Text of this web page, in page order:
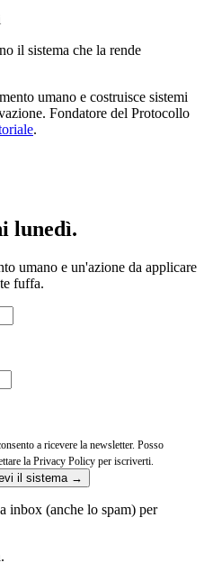
il sistema che la rende
umano e costruisce sistemi
Fondatore del Protocollo
.
lunedì.
umano e un'azione da applicare
fuffa.
a ricevere la newsletter. Posso
la Privacy Policy per iscriverti.
il sistema →
inbox (anche lo spam) per